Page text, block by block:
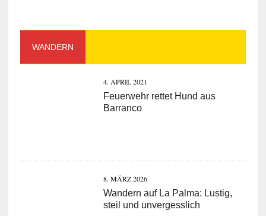
WANDERN
4. APRIL 2021
Feuerwehr rettet Hund aus
Barranco
8. MÄRZ 2026
Wandern auf La Palma: Lustig,
steil und unvergesslich